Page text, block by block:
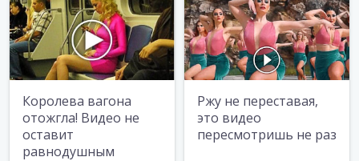
Королева вагона
отожгла! Видео не
оставит
равнодушным
Ржу не переставая,
это видео
пересмотришь не раз